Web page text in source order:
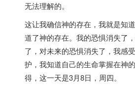
无法理解的。
这让我确信神的存在，我就是知
道了神的存在。我的恐惧消失了
了，对未来的恐惧消失了，我感
护，我知道自己的生命掌握在神
得，这一天是3月8日，周四。